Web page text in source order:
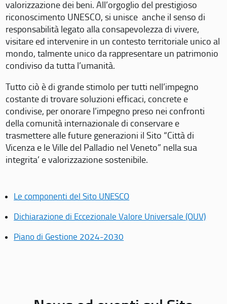
valorizzazione dei beni. All’orgoglio del prestigioso
riconoscimento UNESCO, si unisce anche il senso di
responsabilità legato alla consapevolezza di vivere,
visitare ed intervenire in un contesto territoriale unico al
mondo, talmente unico da rappresentare un patrimonio
condiviso da tutta l’umanità.
Tutto ciò è di grande stimolo per tutti nell’impegno
costante di trovare soluzioni efficaci, concrete e
condivise, per onorare l’impegno preso nei confronti
della comunità internazionale di conservare e
trasmettere alle future generazioni il Sito “Città di
Vicenza e le Ville del Palladio nel Veneto” nella sua
integrita’ e valorizzazione sostenibile.
Le componenti del Sito UNESCO
Dichiarazione di Eccezionale Valore Universale (OUV)
Piano di Gestione 2024-2030